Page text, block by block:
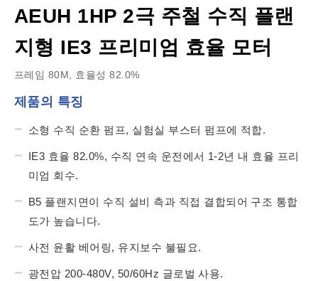
AEUH 1HP 2극 주철 수직 플랜
지형 IE3 프리미엄 효율 모터
프레임 80M, 효율성 82.0%
제품의 특징
소형 수직 순환 펌프, 실험실 부스터 펌프에 적합.
IE3 효율 82.0%, 수직 연속 운전에서 1-2년 내 효율 프리
미엄 회수.
B5 플랜지면이 수직 설비 측과 직접 결합되어 구조 통합
도가 높습니다.
사전 윤활 베어링, 유지보수 불필요.
광전압 200-480V, 50/60Hz 글로벌 사용.